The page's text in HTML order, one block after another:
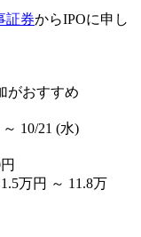
証券からIPOに申し
がおすすめ
～ 10/21 (水)
万円 ～ 11.8万